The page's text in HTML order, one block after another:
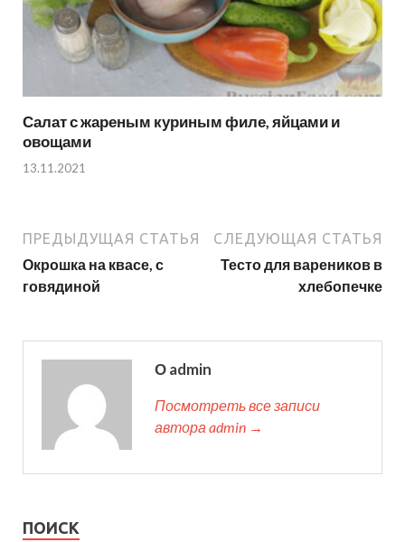
Салат с жареным куриным филе, яйцами и
овощами
13.11.2021
ПРЕДЫДУЩАЯ СТАТЬЯ
Окрошка на квасе, с
говядиной
СЛЕДУЮЩАЯ СТАТЬЯ
Тесто для вареников в
хлебопечке
О admin
Посмотреть все записи
автора admin →
ПОИСК